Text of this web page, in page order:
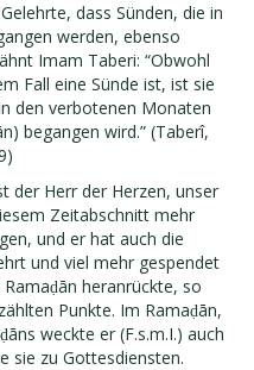
dass Sünden, die in
werden, ebenso
Imam Taberi: “Obwohl
Fall eine Sünde ist, ist sie
den verbotenen Monaten
begangen wird.” (Taberî,
der Herr der Herzen, unser
Zeitabschnitt mehr
und er hat auch die
und viel mehr gespendet
heranrückte, so
Punkte. Im Ramaḍān,
weckte er (F.s.m.I.) auch
sie zu Gottesdiensten.